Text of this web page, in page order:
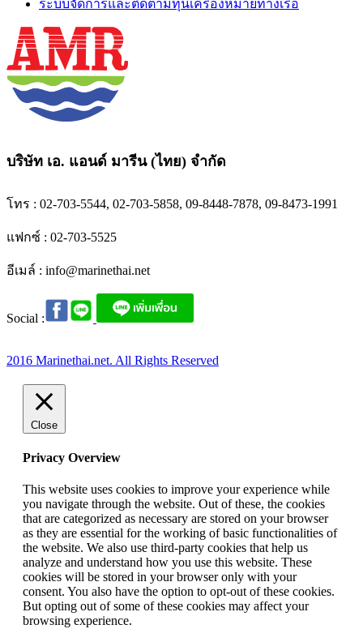
ระบบจัดการและติดตามทุ่นเครื่องหมายทางเรือ
บริษัท เอ. แอนด์ มารีน (ไทย) จำกัด
โทร : 02-703-5544, 02-703-5858, 09-8448-7878, 09-8473-1991
แฟกซ์ : 02-703-5525
อีเมล์ : info@marinethai.net
Social :
2016 Marinethai.net. All Rights Reserved
Close
Privacy Overview
This website uses cookies to improve your experience while
you navigate through the website. Out of these, the cookies
that are categorized as necessary are stored on your browser
as they are essential for the working of basic functionalities of
the website. We also use third-party cookies that help us
analyze and understand how you use this website. These
cookies will be stored in your browser only with your
consent. You also have the option to opt-out of these cookies.
But opting out of some of these cookies may affect your
browsing experience.